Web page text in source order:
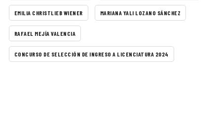
EMILIA CHRISTLIEB WIENER MARIANA YALI LOZANO SÁNCHEZ
RAFAEL MEJÍA VALENCIA
CONCURSO DE SELECCIÓN DE INGRESO A LICENCIATURA 2024